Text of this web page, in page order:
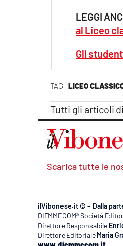
TAG LICEO
Tutti gli articoli di
LEGGI
al Liceo
Gli
Scarica tutte le
ilVibonese.it © – Dalla
DIEMMECOM® Società
Direttore Responsabile
Direttore Editoriale Maria